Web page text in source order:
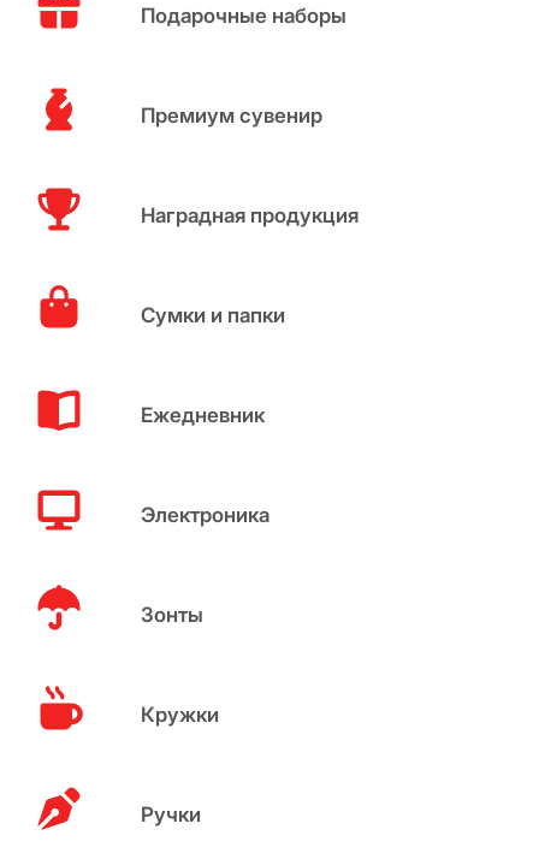
Подарочные наборы
Премиум сувенир
Наградная продукция
Сумки и папки
Ежедневник
Электроника
Зонты
Кружки
Ручки